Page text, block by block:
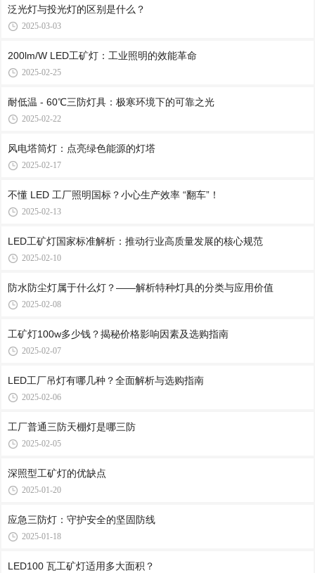
泛光灯与投光灯的区别是什么？
2025-03-03
200lm/W LED工矿灯：工业照明的效能革命
2025-02-25
耐低温 - 60℃三防灯具：极寒环境下的可靠之光
2025-02-22
风电塔筒灯：点亮绿色能源的灯塔
2025-02-17
不懂 LED 工厂照明国标？小心生产效率 “翻车”！
2025-02-13
LED工矿灯国家标准解析：推动行业高质量发展的核心规范
2025-02-10
防水防尘灯属于什么灯？——解析特种灯具的分类与应用价值
2025-02-08
工矿灯100w多少钱？揭秘价格影响因素及选购指南
2025-02-07
LED工厂吊灯有哪几种？全面解析与选购指南
2025-02-06
工厂普通三防天棚灯是哪三防
2025-02-05
深照型工矿灯的优缺点
2025-01-20
应急三防灯：守护安全的坚固防线
2025-01-18
LED100 瓦工矿灯适用多大面积？